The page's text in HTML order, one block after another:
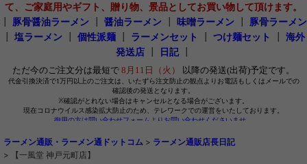
て、ご家庭用やギフト、贈り物、景品としてお買い物して頂けます。
豚骨醤油ラーメン 醤油ラーメン 味噌ラーメン
豚骨ラーメン
塩ラーメン 個性派麺 ラーメンセット つけ麺セット
海外
発送店
日記┃
ラーメン通販・ラーメン通ドットコム > ラーメン通販店長日記
>
【一風堂 神戸元町店】